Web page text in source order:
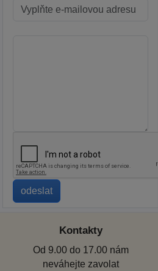
Kontakty
Od 9.00 do 17.00 nám
neváhejte zavolat